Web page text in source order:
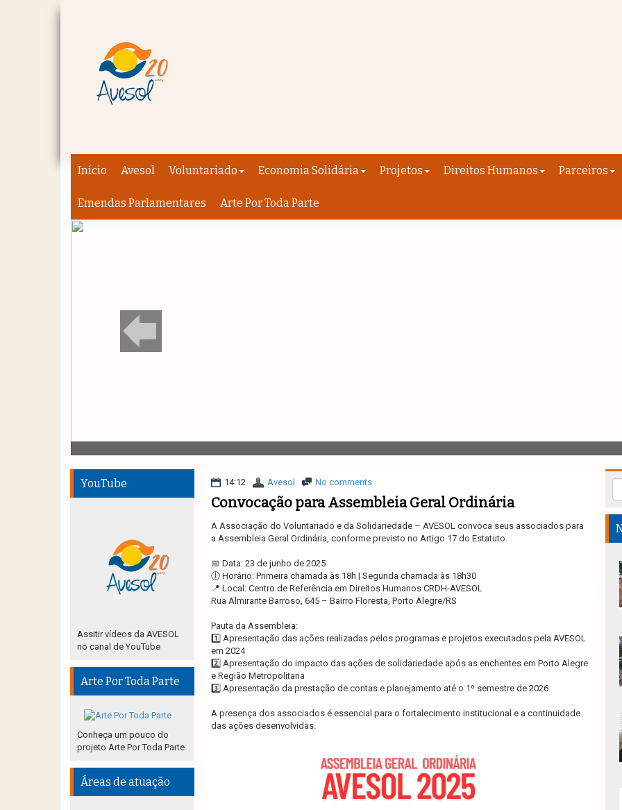
Início Avesol Voluntariado Economia Solidária Projetos Direitos Humanos Parceiros
Emendas Parlamentares Arte Por Toda Parte
14:12 Avesol No comments
Convocação para Assembleia Geral Ordinária
A Associação do Voluntariado e da Solidariedade – AVESOL convoca seus associados para
a Assembleia Geral Ordinária, conforme previsto no Artigo 17 do Estatuto.
📅 Data: 23 de junho de 2025
🕕 Horário: Primeira chamada às 18h | Segunda chamada às 18h30
📍 Local: Centro de Referência em Direitos Humanos CRDH-AVESOL
Rua Almirante Barroso, 645 – Bairro Floresta, Porto Alegre/RS
Pauta da Assembleia:
1️⃣ Apresentação das ações realizadas pelos programas e projetos executados pela AVESOL
em 2024
2️⃣ Apresentação do impacto das ações de solidariedade após as enchentes em Porto Alegre
e Região Metropolitana
3️⃣ Apresentação da prestação de contas e planejamento até o 1º semestre de 2026
A presença dos associados é essencial para o fortalecimento institucional e a continuidade
das ações desenvolvidas.
YouTube
Assitir vídeos da AVESOL
no canal de YouTube
Arte Por Toda Parte
Conheça um pouco do
projeto Arte Por Toda Parte
Áreas de atuação